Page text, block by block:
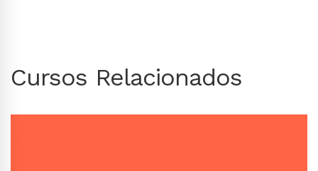
Cursos Relacionados